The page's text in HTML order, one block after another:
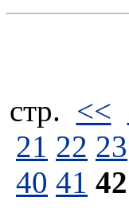
стp. <<
21 22 23
40 41 42